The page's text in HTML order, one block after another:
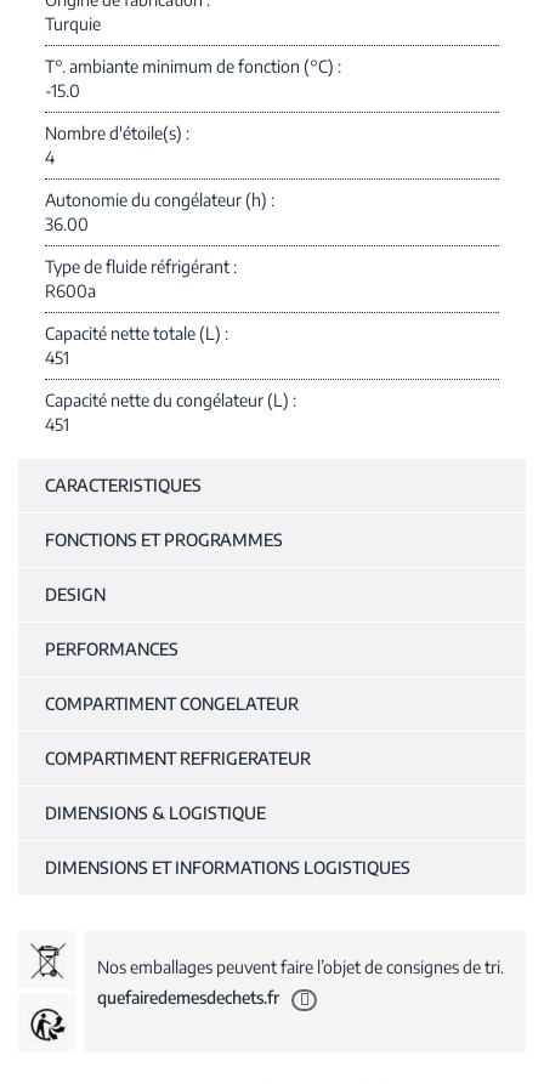
Turquie
T°. ambiante minimum de fonction (°C)
-15.0
Nombre d'étoile(s)
4
Autonomie du congélateur (h)
36.00
Type de fluide réfrigérant
R600a
Capacité nette totale (L)
451
Capacité nette du congélateur (L)
451
CARACTERISTIQUES
FONCTIONS ET PROGRAMMES
DESIGN
PERFORMANCES
COMPARTIMENT CONGELATEUR
COMPARTIMENT REFRIGERATEUR
DIMENSIONS & LOGISTIQUE
DIMENSIONS ET INFORMATIONS LOGISTIQUES
Nos emballages peuvent faire l’objet de consignes de tri.
quefairedemesdechets.fr